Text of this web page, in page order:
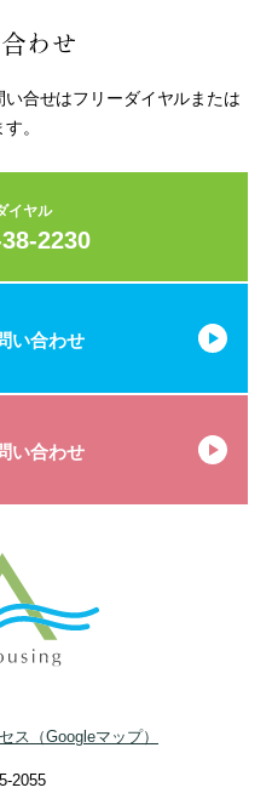
わせ
合せはフリーダイヤルまたは
。
イヤル
2230
い合わせ
い合わせ
ス （Googleマップ）
2055